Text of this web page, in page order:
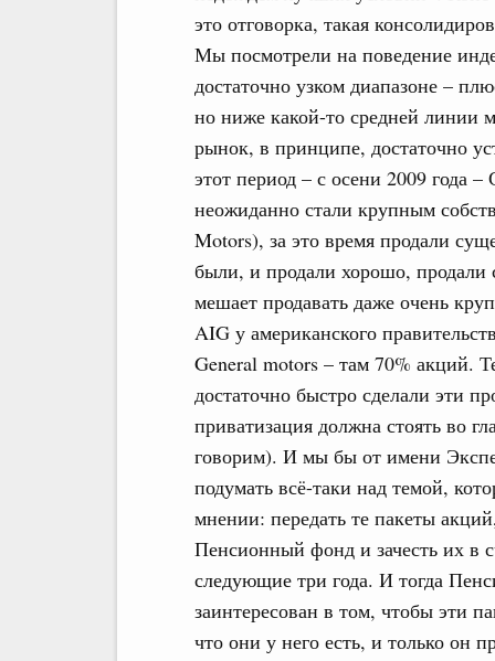
это отговорка, такая
Мы посмотрели на поведение
достаточно узком диапазоне –
но ниже какой-то средней линии
рынок, в принципе, достаточно
этот период – с осени 2009 года
неожиданно стали крупным
Motors), за это время продали
были, и продали хорошо,
мешает продавать даже очень
AIG у американского
General motors – там 70% акций.
достаточно быстро сделали эти
приватизация должна стоять во
говорим). И мы бы от имени
подумать всё-таки над темой,
мнении: передать те пакеты
Пенсионный фонд и зачесть их в
следующие три года. И тогда
заинтересован в том, чтобы эти
что они у него есть, и только он